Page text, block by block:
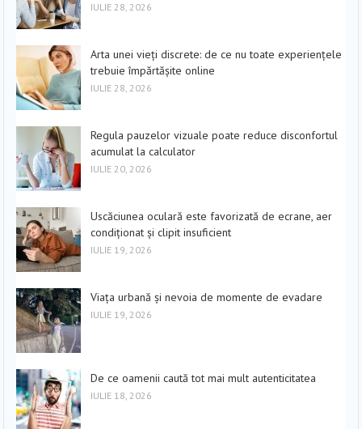
IULIE 28, 2026
Arta unei vieți discrete: de ce nu toate experiențele
trebuie împărtășite online
IULIE 28, 2026
Regula pauzelor vizuale poate reduce disconfortul
acumulat la calculator
IULIE 20, 2026
Uscăciunea oculară este favorizată de ecrane, aer
condiționat și clipit insuficient
IULIE 19, 2026
Viața urbană și nevoia de momente de evadare
IULIE 19, 2026
De ce oamenii caută tot mai mult autenticitatea
IULIE 18, 2026